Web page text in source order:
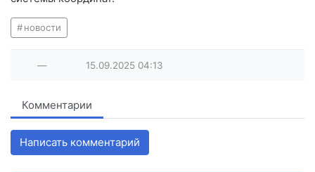
новости
— 15.09.2025 04:13
Комментарии
Написать комментарий